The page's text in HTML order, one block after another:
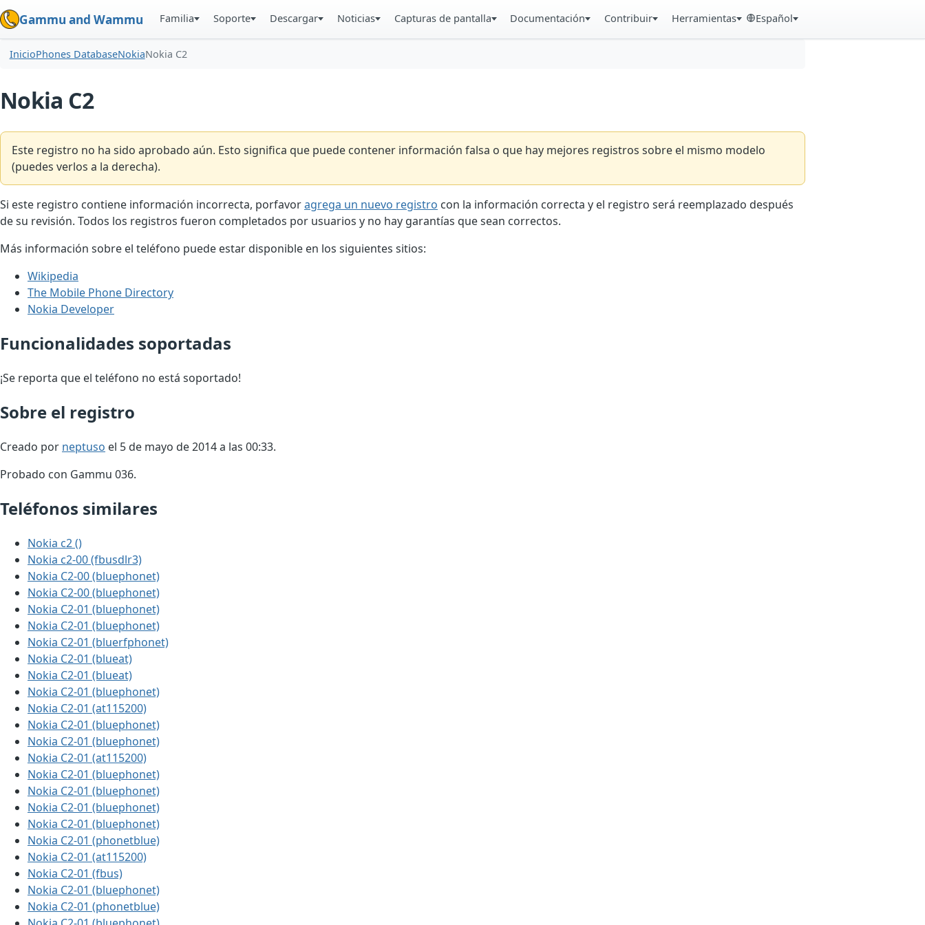
Gammu and Wammu Familia Soporte Descargar Noticias Capturas de pantalla Documentación Contribuir Herramientas Español
InicioPhones DatabaseNokiaNokia C2
Nokia C2
Este registro no ha sido aprobado aún. Esto significa que puede contener información falsa o que hay mejores registros sobre el mismo modelo
(puedes verlos a la derecha).
Si este registro contiene información incorrecta, porfavoragrega un nuevo registro con la información correcta y el registro será reemplazado después
de su revisión. Todos los registros fueron completados por usuarios y no hay garantías que sean correctos.
Más información sobre el teléfono puede estar disponible en los siguientes sitios:
Wikipedia
The Mobile Phone Directory
Nokia Developer
Funcionalidades soportadas
¡Se reporta que el teléfono no está soportado!
Sobre el registro
Creado por neptuso el 5 de mayo de 2014 a las 00:33.
Probado con Gammu 036.
Teléfonos similares
Nokia c2 ()
Nokia c2-00 (fbusdlr3)
Nokia C2-00 (bluephonet)
Nokia C2-00 (bluephonet)
Nokia C2-01 (bluephonet)
Nokia C2-01 (bluephonet)
Nokia C2-01 (bluerfphonet)
Nokia C2-01 (blueat)
Nokia C2-01 (blueat)
Nokia C2-01 (bluephonet)
Nokia C2-01 (at115200)
Nokia C2-01 (bluephonet)
Nokia C2-01 (bluephonet)
Nokia C2-01 (at115200)
Nokia C2-01 (bluephonet)
Nokia C2-01 (bluephonet)
Nokia C2-01 (bluephonet)
Nokia C2-01 (bluephonet)
Nokia C2-01 (phonetblue)
Nokia C2-01 (at115200)
Nokia C2-01 (fbus)
Nokia C2-01 (bluephonet)
Nokia C2-01 (phonetblue)